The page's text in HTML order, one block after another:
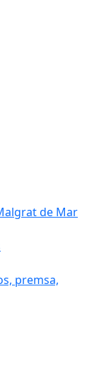
de Mar
premsa,